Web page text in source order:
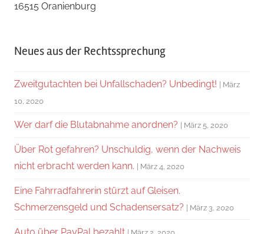
16515 Oranienburg
Neues aus der Rechtssprechung
Zweitgutachten bei Unfallschaden? Unbedingt!
März
10, 2020
Wer darf die Blutabnahme anordnen? März 5, 2020
Über Rot gefahren? Unschuldig, wenn der Nachweis
nicht erbracht werden kann.
März 4, 2020
Eine Fahrradfahrerin stürzt auf Gleisen.
Schmerzensgeld und Schadensersatz?
März 3, 2020
März 2, 2020